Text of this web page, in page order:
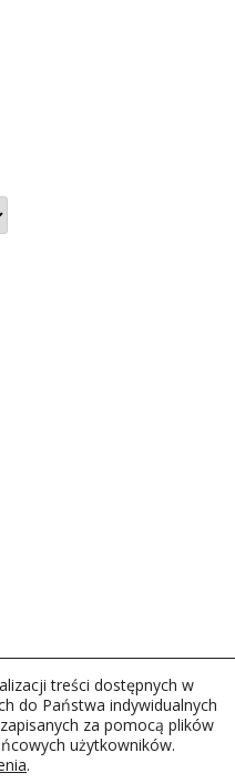
treści dostępnych w
do Państwa indywidualnych
za pomocą plików
użytkowników.
.